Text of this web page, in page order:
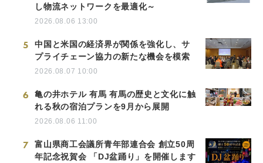
し物流ネットワークを最適化～
2026.08.06 13:00
5
中国と米国の経済界が関係を強化し、サ
プライチェーン協力の新たな機会を模索
2026.08.07 10:00
6
亀の井ホテル 有馬 有馬の歴史と文化に触
れる秋の宿泊プランを9月から展開
2026.08.06 11:00
7
富山県商工会議所青年部連合会 創立50周
年記念祝賀会 「DJ盆踊り」を開催します